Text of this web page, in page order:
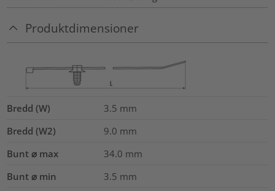
Produktdimensioner
Bredd (W) 3.5 mm
Bredd (W2)
9.0 mm
Bunt ⌀ max
34.0 mm
Bunt ⌀ min
3.5 mm